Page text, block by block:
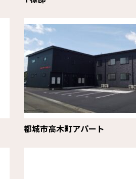
都城市高木町アパート